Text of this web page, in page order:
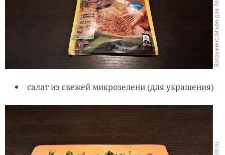
салат из свежей микрозелени (для украшения)